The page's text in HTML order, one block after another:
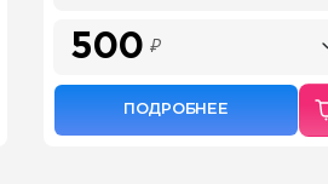
500 ₽
ПОДРОБНЕЕ